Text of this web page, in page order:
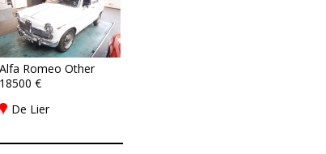
Alfa Romeo Other
18500 €
De Lier